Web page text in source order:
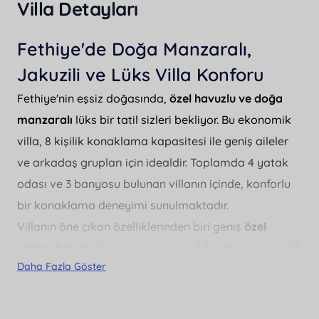
Villa Detayları
Fethiye'de Doğa Manzaralı,
Jakuzili ve Lüks Villa Konforu
Fethiye'nin eşsiz doğasında, özel havuzlu ve doğa
manzaralı lüks bir tatil sizleri bekliyor. Bu ekonomik
villa, 8 kişilik konaklama kapasitesi ile geniş aileler
ve arkadaş grupları için idealdir. Toplamda 4 yatak
odası ve 3 banyosu bulunan villanın içinde, konforlu
bir konaklama deneyimi sunulmaktadır.
Villanın öne çıkan özelliklerinden biri geniş özel
metredir ve 1.4 metre derinliğe sahiptir.
Daha Fazla Göster